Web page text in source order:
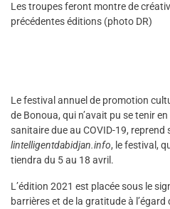
Les troupes feront montre de
précédentes éditions (photo DR)
Le festival annuel de promotion
de Bonoua, qui n’avait pu se tenir
sanitaire due au COVID-19, reprend
lintelligentdabidjan.info, le festival,
tiendra du 5 au 18 avril.
L’édition 2021 est placée sous le
barrières et de la gratitude à